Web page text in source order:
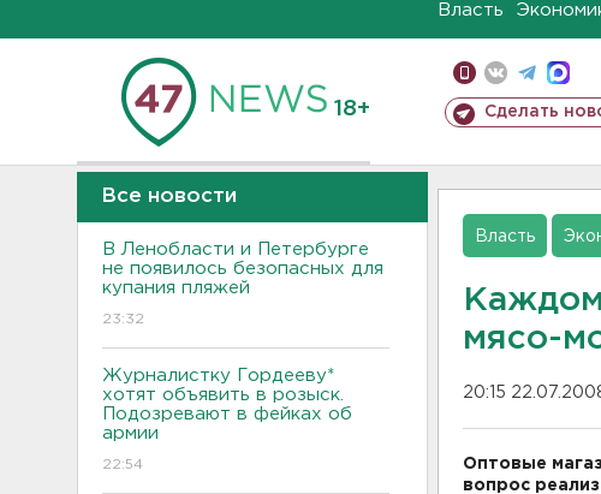
Власть
18+ Сделать
Все новости
В Ленобласти и Петербурге
не появилось безопасных для
купания пляжей
23:32
Журналистку Гордееву*
хотят объявить в розыск.
Подозревают в фейках об
армии
22:54
Власть
мясо-
20:15
Оптовые
вопрос